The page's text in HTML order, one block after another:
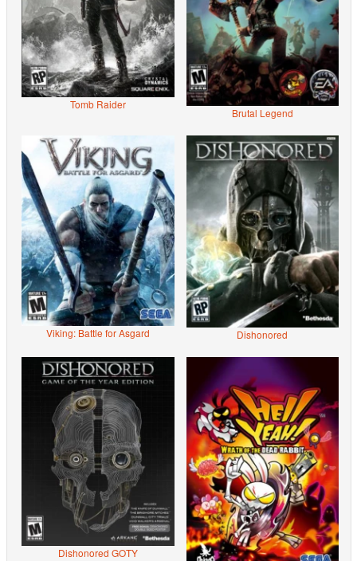
Tomb Raider
Brutal Legend
Viking: Battle for Asgard Dishonored
Dishonored GOTY